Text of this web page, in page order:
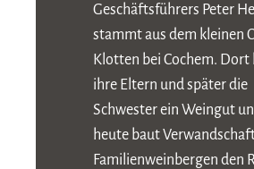
Geschäftsführers Peter
stammt aus dem kleinen
Klotten bei Cochem. Dort
ihre Eltern und später die
Schwester ein Weingut
heute baut
Familienweinbergen den